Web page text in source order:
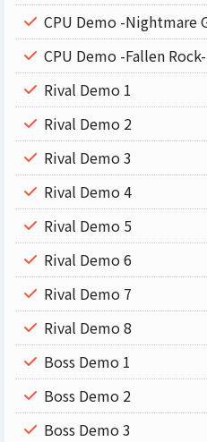
CPU Demo -Nightmare
CPU Demo -Fallen Rock-
Rival Demo 1
Rival Demo 2
Rival Demo 3
Rival Demo 4
Rival Demo 5
Rival Demo 6
Rival Demo 7
Rival Demo 8
Boss Demo 1
Boss Demo 2
Boss Demo 3